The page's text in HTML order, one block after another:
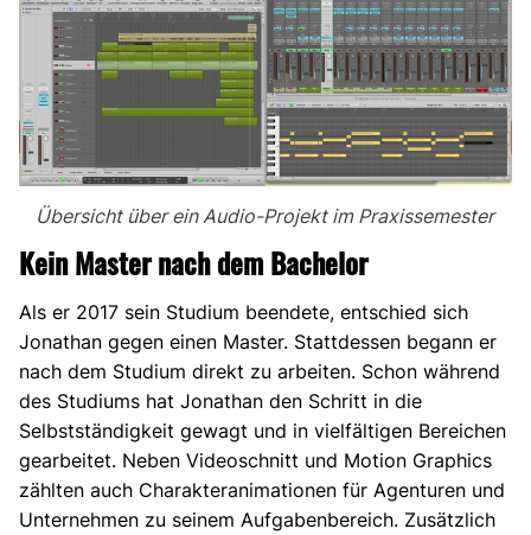
Übersicht über ein Audio-Projekt im Praxissemester
Kein Master nach dem Bachelor
Als er 2017 sein Studium beendete, entschied sich
Jonathan gegen einen Master. Stattdessen begann er
nach dem Studium direkt zu arbeiten. Schon während
des Studiums hat Jonathan den Schritt in die
Selbstständigkeit gewagt und in vielfältigen Bereichen
gearbeitet. Neben Videoschnitt und Motion Graphics
zählten auch Charakteranimationen für Agenturen und
Unternehmen zu seinem Aufgabenbereich. Zusätzlich